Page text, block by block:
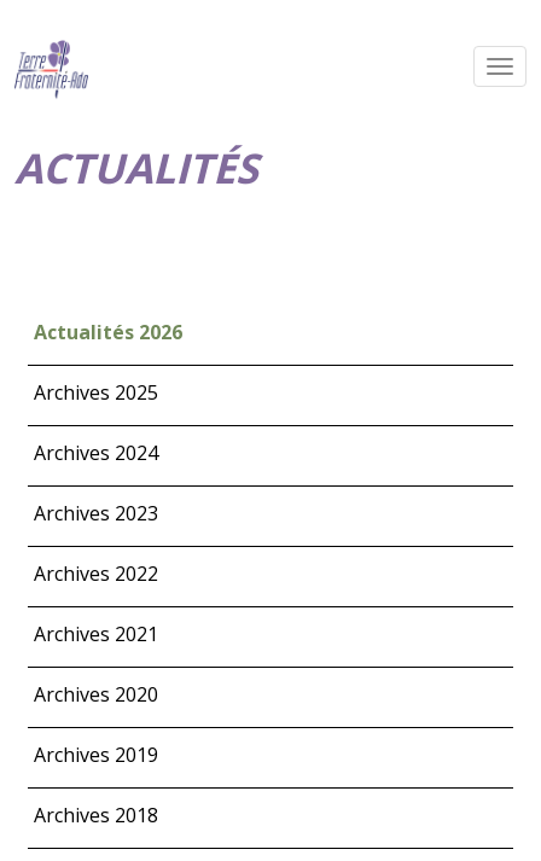
ACTUALITÉS
Actualités 2026
Archives 2025
Archives 2024
Archives 2023
Archives 2022
Archives 2021
Archives 2020
Archives 2019
Archives 2018